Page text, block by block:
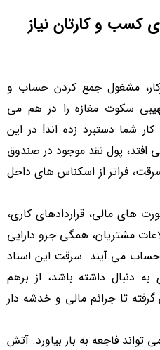
کسب و کارتان نیاز
مشغول جمع کردن حساب و
سکوت مغازه را در هم می
شما دستبرد زده اند! در این
افتد، پول نقد موجود در صندوق
فراتر از اسکناس های داخل
های مالی، قراردادهای کاری،
مشتریان، همگی جزو دارایی
می آیند. سرقت این اسناد
دنبال داشته باشد، از برهم
تا جرائم مالی و خدشه دار
فاجعه به بار بیاورد. آتش